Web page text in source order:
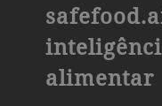
alimentar